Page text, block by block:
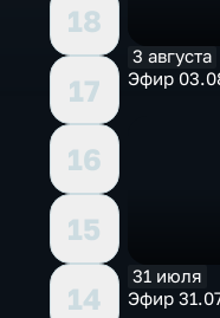
18
17
16
15
14
3 августа
Эфир
31 июля
Эфир